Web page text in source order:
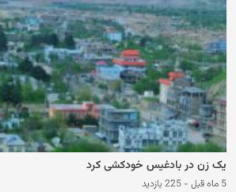
یک زن در بادغیس خودکشی کرد
5 ماه قبل - 225 بازدید